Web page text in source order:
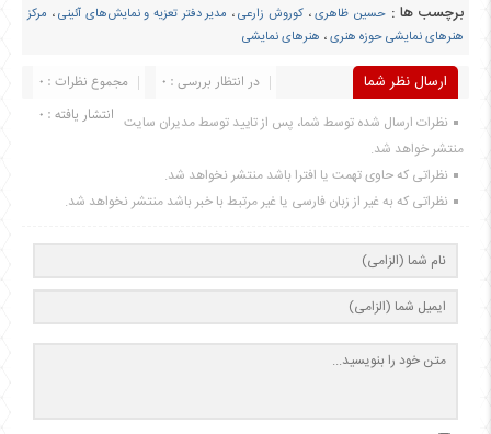
برچسب ها : حسین ظاهری، کوروش زارعی، مدیر دفتر تعزیه و نمایش‌های آئینی، مرکز
هنرهای نمایشی حوزه هنری، هنرهای نمایشی
ارسال نظر شما مجموع نظرات : 0
در انتظار بررسی : 0
انتشار یافته : 0 نظرات ارسال شده توسط شما، پس از تایید توسط مدیران سایت
منتشر خواهد شد.
نظراتی که حاوی تهمت یا افترا باشد منتشر نخواهد شد.
نظراتی که به غیر از زبان فارسی یا غیر مرتبط با خبر باشد منتشر نخواهد شد.